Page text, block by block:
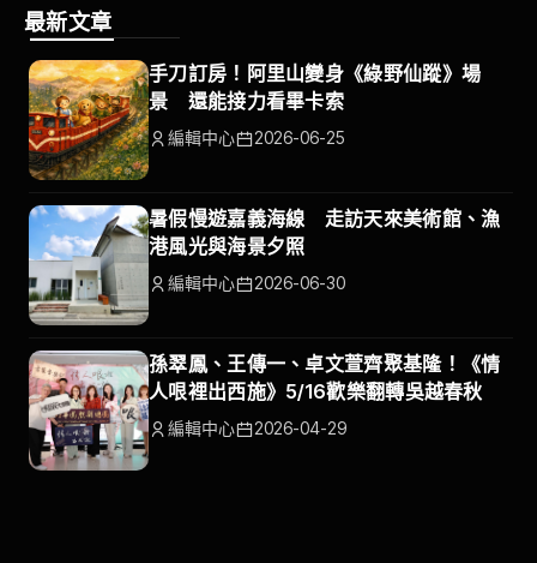
最新文章
手刀訂房！阿里山變身《綠野仙蹤》場
景 還能接力看畢卡索
編輯中心 2026-06-25
暑假慢遊嘉義海線 走訪天來美術館、漁
港風光與海景夕照
編輯中心 2026-06-30
孫翠鳳、王傳一、卓文萱齊聚基隆！《情
人哏裡出西施》5/16歡樂翻轉吳越春秋
編輯中心 2026-04-29